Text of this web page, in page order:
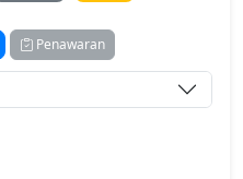
Penawaran